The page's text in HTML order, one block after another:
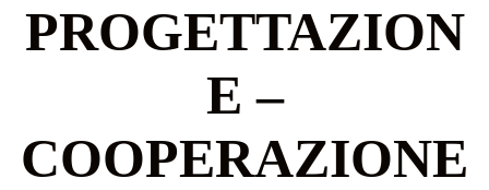
PROGETTAZION
E –
COOPERAZIONE